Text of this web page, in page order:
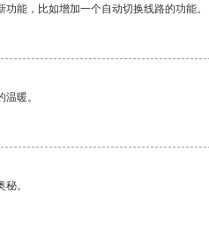
能，比如增加一个自动切换线路的功能。
暖。
。